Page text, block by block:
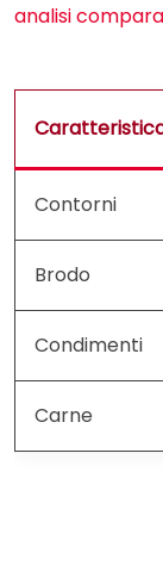
analisi
Contorni
Brodo
Condimenti
Carne